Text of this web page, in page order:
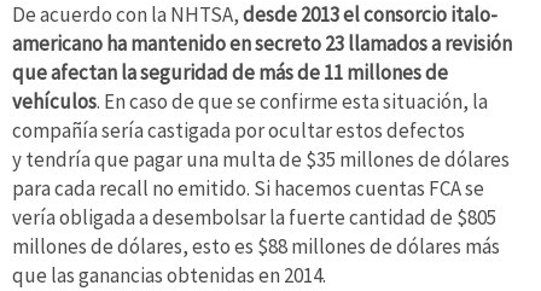
De acuerdo con la NHTSA,desde 2013 el consorcio italo-
americano ha mantenido en secreto 23 llamados a revisión
que afectan la seguridad de más de 11 millones de
vehículos. En caso de que se confirme esta situación, la
compañía sería castigada por ocultar estos defectos
y tendría que pagar una multa de $35 millones de dólares
para cada recall no emitido. Si hacemos cuentas FCA se
vería obligada a desembolsar la fuerte cantidad de $805
millones de dólares, esto es $88 millones de dólares más
que las ganancias obtenidas en 2014.